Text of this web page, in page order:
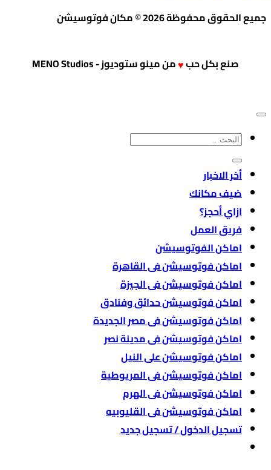
جميع الحقوق محفوظة 2026 © مكان فوتوسيشن
صنع بكل حب♥منمينو ستوديوز - MENO Studios
البحث
عن:
أخر الاخبار
ضيف مكانك
ازاي أحجز؟
فريق العمل
اماكن الفوتوسيشن
اماكن فوتوسيشن فى القاهرة
اماكن فوتوسيشن فى الجيزة
اماكن فوتوسيشن حدائق وفنادق
اماكن فوتوسيشن فى مصر الجديدة
اماكن فوتوسيشن فى مدينة نصر
اماكن فوتوسيشن على النيل
اماكن فوتوسيشن فى المريوطية
اماكن فوتوسيشن فى الهرم
اماكن فوتوسيشن فى القليوبيه
تسجيل الدخول / تسجيل جديد